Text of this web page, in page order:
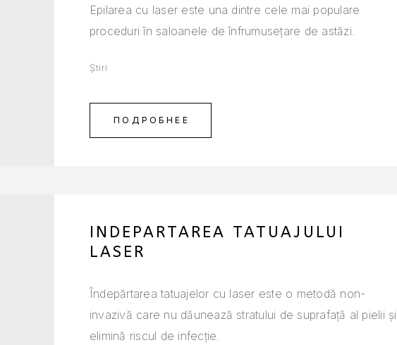
Epilarea cu laser este una dintre cele mai populare
proceduri în saloanele de înfrumusețare de astăzi.
Știri
ПОДРОБНЕЕ
INDEPARTAREA TATUAJULUI
LASER
Îndepărtarea tatuajelor cu laser este o metodă non-
invazivă care nu dăunează stratului de suprafață al pielii și
elimină riscul de infecție.